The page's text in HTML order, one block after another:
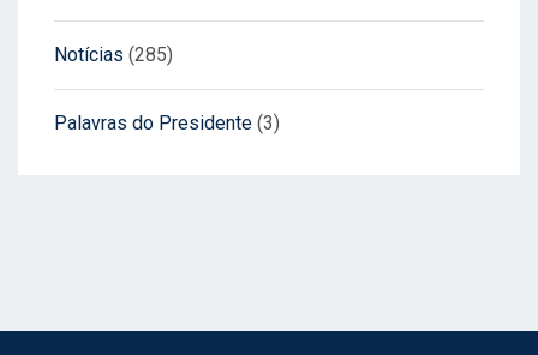
Notícias (285)
Palavras do Presidente (3)